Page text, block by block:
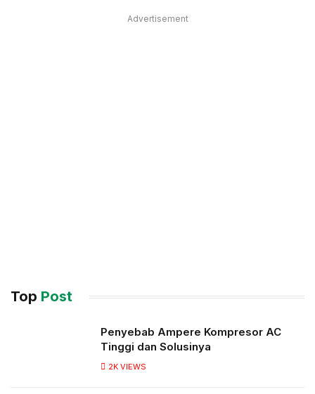
Advertisement
Top Post
Penyebab Ampere Kompresor AC
Tinggi dan Solusinya
2K VIEWS